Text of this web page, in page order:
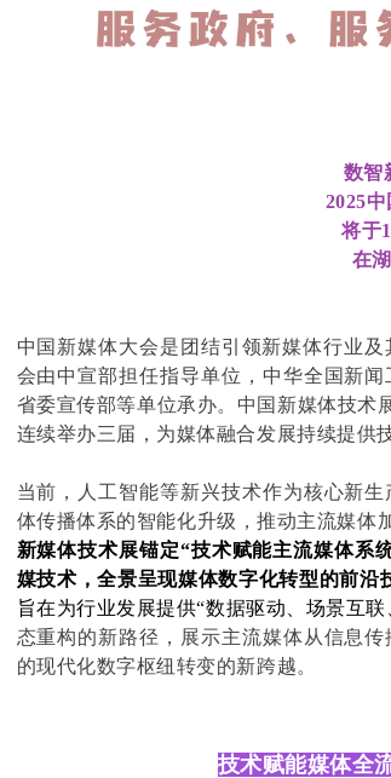
数智
2025
将于
在
中国新媒体大会是团结引领新媒体行业
会由中宣部担任指导单位，中华全国新
省委宣传部等单位承办。中国新媒体技术
连续举办三届，为媒体融合发展持续提供
当前，人工智能等新兴技术作为核心新
体传播体系的智能化升级，推动主流媒体
新媒体技术展锚定“技术赋能主流媒体系
媒技术，全景呈现媒体数字化转型的前沿
旨在为行业发展提供“数据驱动、场景互
态重构的新路径，展示主流媒体从信息
的现代化数字枢纽转变的新跨越。
技术赋能媒体全